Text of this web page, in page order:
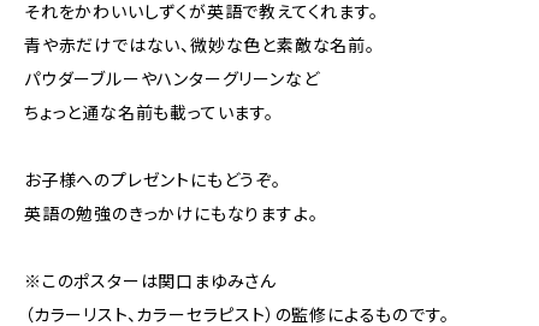
それをかわいいしずくが英語で教えてくれます。
青や赤だけではない、微妙な色と素敵な名前。
パウダーブルーやハンターグリーンなど
ちょっと通な名前も載っています。
お子様へのプレゼントにもどうぞ。
英語の勉強のきっかけにもなりますよ。
※このポスターは関口まゆみさん
（カラーリスト、カラーセラピスト）の監修によるものです。